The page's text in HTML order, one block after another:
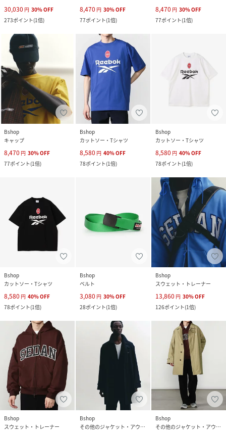
30,030 円 30%OFF
273ポイント(1倍)
8,470 円 30%OFF
77ポイント(1倍)
8,470 円 30%OFF
77ポイント(1倍)
Bshop
キャップ
8,470 円 30%OFF
77ポイント(1倍)
Bshop
カットソー・Tシャツ
8,580 円 40%OFF
78ポイント(1倍)
Bshop
カットソー・Tシャツ
8,580 円 40%OFF
78ポイント(1倍)
Bshop
カットソー・Tシャツ
8,580 円 40%OFF
78ポイント(1倍)
Bshop
ベルト
3,080 円 30%OFF
28ポイント(1倍)
Bshop
スウェット・トレーナー
13,860 円 30%OFF
126ポイント(1倍)
Bshop
スウェット・トレーナー
Bshop
その他のジャケット・アウター
Bshop
その他のジャケット・アウター